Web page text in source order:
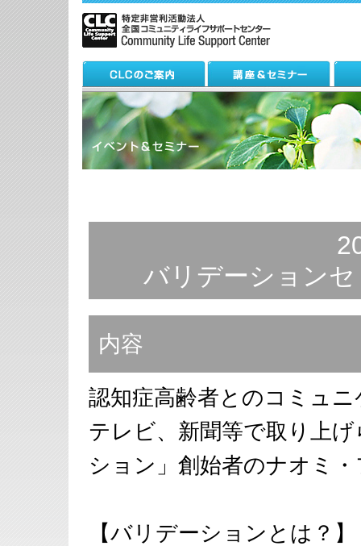
バリデーション
内容
認知症高齢者とのコミュ
テレビ、新聞等で取り上
ション」創始者のナオミ
【バリデーションとは？】